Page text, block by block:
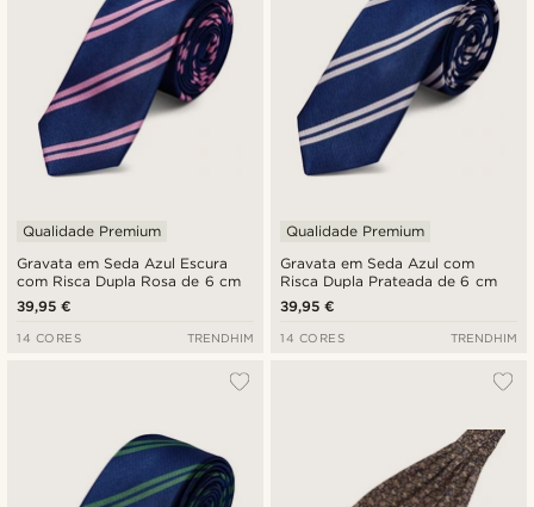
Gravata em Seda Azul Escura
com Risca Dupla Rosa de 6 cm
Qualidade Premium
39,95 €
14 CORES TRENDHIM
Gravata em Seda Azul com
Risca Dupla Prateada de 6 cm
Qualidade Premium
39,95 €
14 CORES TRENDHIM